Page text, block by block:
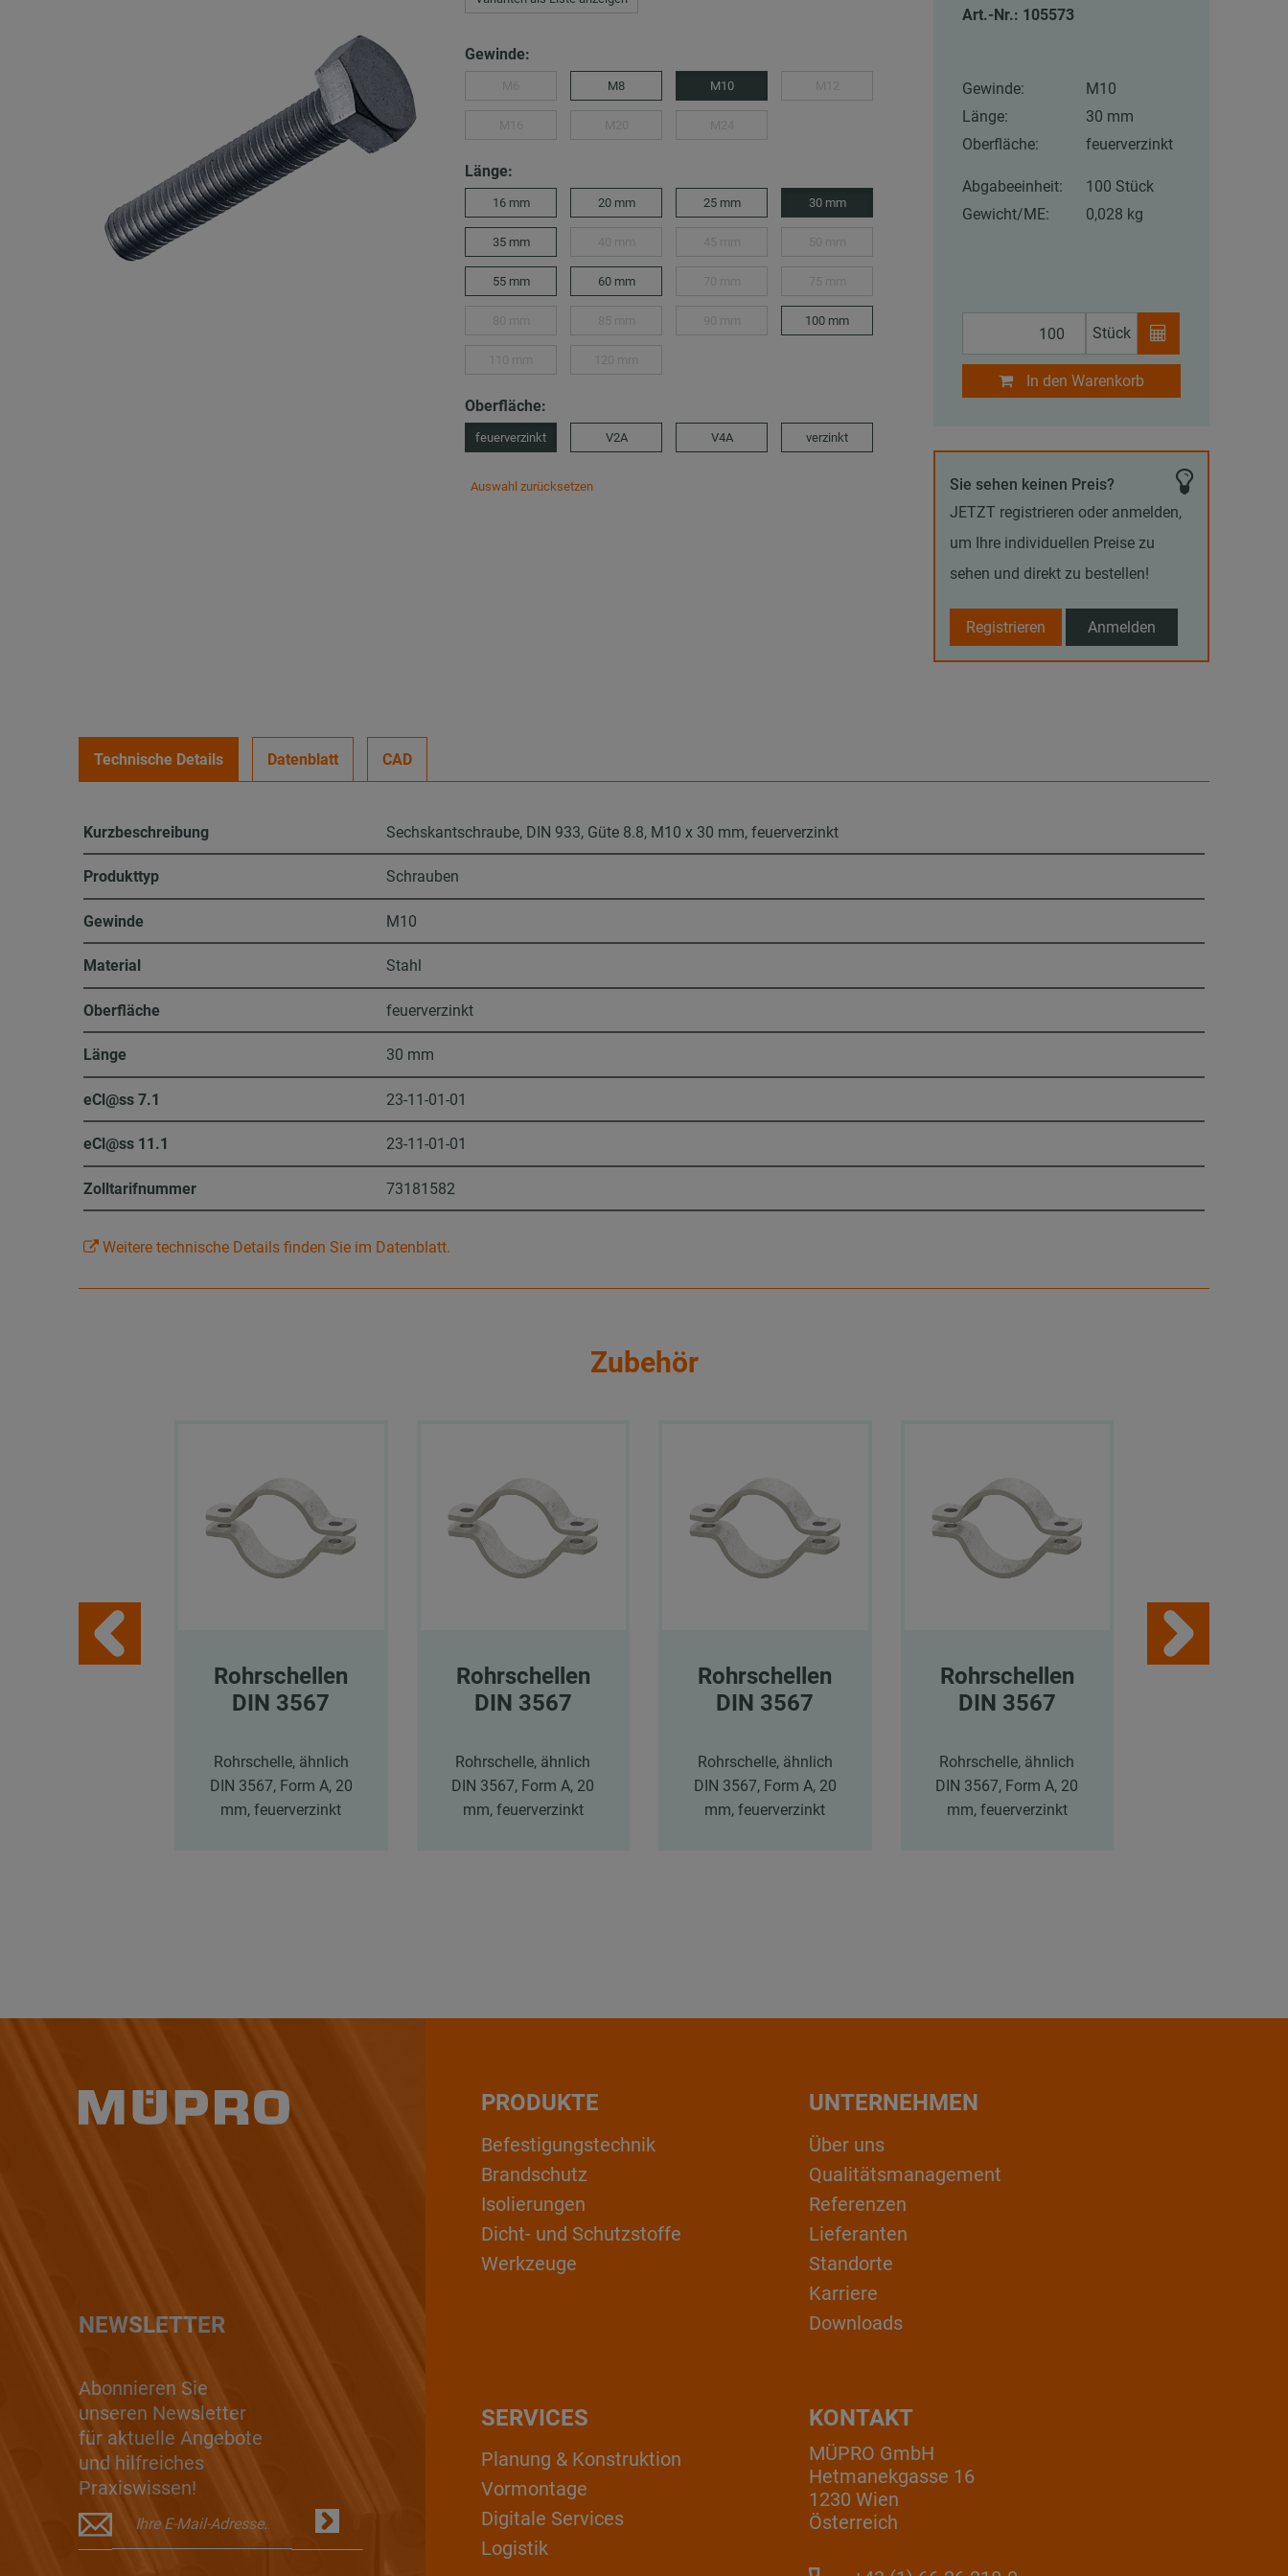
Gewinde:
M8 M10
Länge:
16 mm 20 mm 25 mm 30 mm
35 mm
55 mm 60 mm
100 mm
Oberfläche:
feuerverzinkt V2A V4A verzinkt
Auswahl zurücksetzen
Art.-Nr.: 105573
Gewinde:
M10
Länge:
30 mm
Oberfläche:
feuerverzinkt
Abgabeeinheit:
100 Stück
Gewicht/ME:
0,028 kg
Stück
In den Warenkorb
Sie sehen keinen Preis?
JETZT registrieren oder anmelden,
um Ihre individuellen Preise zu
sehen und direkt zu bestellen!
Registrieren Anmelden
Technische Details Datenblatt CAD
Kurzbeschreibung Sechskantschraube, DIN 933, Güte 8.8, M10 x 30 mm, feuerverzinkt
Produkttyp Schrauben
Gewinde M10
Material Stahl
Oberfläche feuerverzinkt
Länge 30 mm
eCl@ss 7.1 23-11-01-01
eCl@ss 11.1 23-11-01-01
Zolltarifnummer 73181582
Weitere technische Details finden Sie im Datenblatt.
Zubehör
Rohrschellen
DIN 3567
Rohrschelle, ähnlich
DIN 3567, Form A, 20
mm, feuerverzinkt
Rohrschellen
DIN 3567
Rohrschelle, ähnlich
DIN 3567, Form A, 20
mm, feuerverzinkt
Rohrschellen
DIN 3567
Rohrschelle, ähnlich
DIN 3567, Form A, 20
mm, feuerverzinkt
Rohrschellen
DIN 3567
Rohrschelle, ähnlich
DIN 3567, Form A, 20
mm, feuerverzinkt
NEWSLETTER
Abonnieren Sie
unseren Newsletter
für aktuelle Angebote
und hilfreiches
Praxiswissen!
PRODUKTE
Befestigungstechnik
Brandschutz
Isolierungen
Dicht- und Schutzstoffe
Werkzeuge
UNTERNEHMEN
Über uns
Qualitätsmanagement
Referenzen
Lieferanten
Standorte
Karriere
Downloads
KONTAKT
MÜPRO GmbH
Hetmanekgasse 16
1230 Wien
Österreich
SERVICES
Planung & Konstruktion
Vormontage
Digitale Services
Logistik